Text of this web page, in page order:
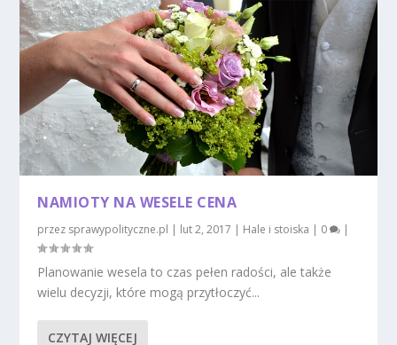
NAMIOTY NA WESELE CENA
przez sprawypolityczne.pl | lut 2, 2017 | Hale i stoiska | 0 |
Planowanie wesela to czas pełen radości, ale także
wielu decyzji, które mogą przytłoczyć...
CZYTAJ WIĘCEJ